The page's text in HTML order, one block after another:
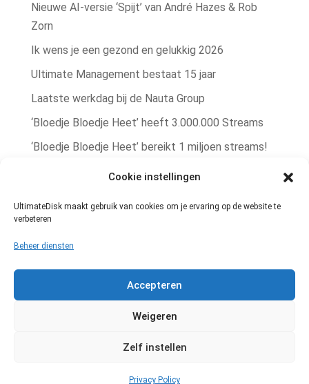
Cookie instellingen
UltimateDisk maakt gebruik van cookies om je ervaring op de website te
verbeteren
Beheer diensten
Accepteren
Weigeren
Zelf instellen
Privacy Policy
Nieuwe AI‑versie ‘Spijt’ van André Hazes & Rob
Zorn
Ik wens je een gezond en gelukkig 2026
Ultimate Management bestaat 15 jaar
Laatste werkdag bij de Nauta Group
‘Bloedje Bloedje Heet’ heeft 3.000.000 Streams
‘Bloedje Bloedje Heet’ bereikt 1 miljoen streams!
Rob Zorn single ‘Bere Bere Koud’ winterhit!
zomerhit te pakken!
Een goed gesprek met de platenbaas
Powered byAccess2.IT